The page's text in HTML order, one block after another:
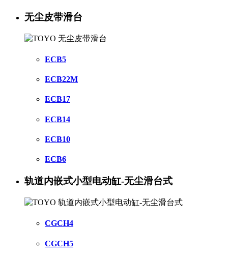
无尘皮带滑台
ECB5
ECB22M
ECB17
ECB14
ECB10
ECB6
轨道内嵌式小型电动缸-无尘滑台式
CGCH4
CGCH5